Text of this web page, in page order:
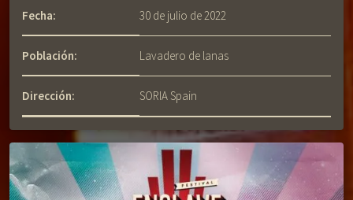
Fecha: 30 de julio de 2022
Población: Lavadero de lanas
Dirección: SORIA Spain